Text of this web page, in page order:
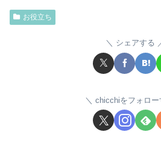
お役立ち
シェアする
chicchiをフォロー